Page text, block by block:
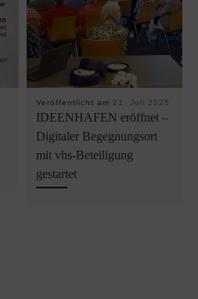
Veröffentlicht am 21. Juli 2025
IDEENHAFEN eröffnet –
Digitaler Begegnungsort
mit vhs-Beteiligung
gestartet